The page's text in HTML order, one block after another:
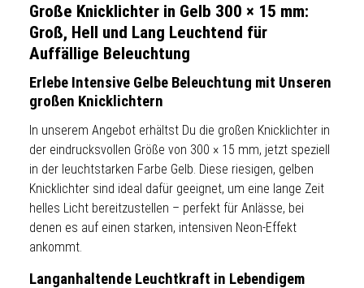
Große Knicklichter in Gelb 300 × 15 mm:
Groß, Hell und Lang Leuchtend für
Auffällige Beleuchtung
Erlebe Intensive Gelbe Beleuchtung mit Unseren
großen Knicklichtern
In unserem Angebot erhältst Du die großen Knicklichter in
der eindrucksvollen Größe von 300 × 15 mm, jetzt speziell
in der leuchtstarken Farbe Gelb. Diese riesigen, gelben
Knicklichter sind ideal dafür geeignet, um eine lange Zeit
helles Licht bereitzustellen – perfekt für Anlässe, bei
denen es auf einen starken, intensiven Neon-Effekt
ankommt.
Langanhaltende Leuchtkraft in Lebendigem